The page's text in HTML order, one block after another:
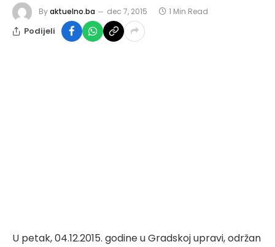
Byaktuelno.ba dec 7, 2015 1 Min Read
Podijeli
U petak, 04.12.2015. godine u Gradskoj upravi, održan